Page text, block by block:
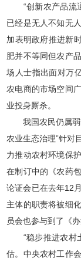
“创新农产品流通
已经是无人不知无
加表明政府推进新
肥并不等同但农产
场人士指出面对万
农电商的市场空间
业投身厮杀。
我国农民仍属弱
农业生态治理”针对
力推动农村环境保
在制订中的《农药
论证会已在去年12
主体的职责将被细
员会也参与到了《
“稳步推进农村土
估。中央农村工作